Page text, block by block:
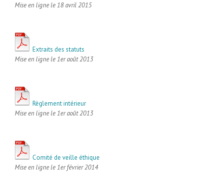
Mise en ligne le 18 avril 2015
Extraits des statuts
Mise en ligne le 1er août 2013
Règlement intérieur
Mise en ligne le 1er août 2013
Comité de veille éthique
Mise en ligne le 1er février 2014